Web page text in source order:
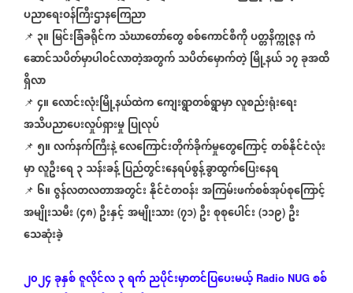
ပညာရေးဝန်ကြီးဌာနကြေညာ
📌 ၃။ မြင်းခြံခရိုင်ကသံဃာတော်တွေစစ်ကောင်စီကိုပတ္တနိက္ကုဇ္ဇနကံ
ဆောင်သပိတ်မှာပါဝင်လာတဲ့အတွက်သပိတ်မှောက်တဲ့မြို့နယ်၁၇ခုအထိ
ရှိလာ
📌 ၄။လောင်းလုံးမြို့နယ်ထဲကကျေးရွာတစ်ရွာမှာလူစည်းရုံးရေး
အသိပညာပေးလှုပ်ရှားမှုပြုလုပ်
📌 ၅။လက်နက်ကြီးနဲ့လေကြောင်းတိုက်ခိုက်မှုတွေကြောင့်တစ်နိုင်ငံလုံး
မှာလူဦးရေ၃သန်းခန့်ပြည်တွင်းနေရပ်စွန့်ခွာထွက်ပြေးနေရ
📌 ၆။ဇွန်လတလတာအတွင်းနိုင်ငံတဝန်းအကြမ်းဖက်စစ်အုပ်စုကြောင့်
အမျိုးသမီး (၄၈) ဦးနှင့်အမျိုးသား (၇၁) ဦးစုစုပေါင်း (၁၁၉) ဦး
သေဆုံးခဲ့
၂၀၂၄ခုနှစ်ဇူလိုင်လ၃ရက်ညပိုင်းမှာတင်ပြပေးမယ့် Radio NUG စစ်